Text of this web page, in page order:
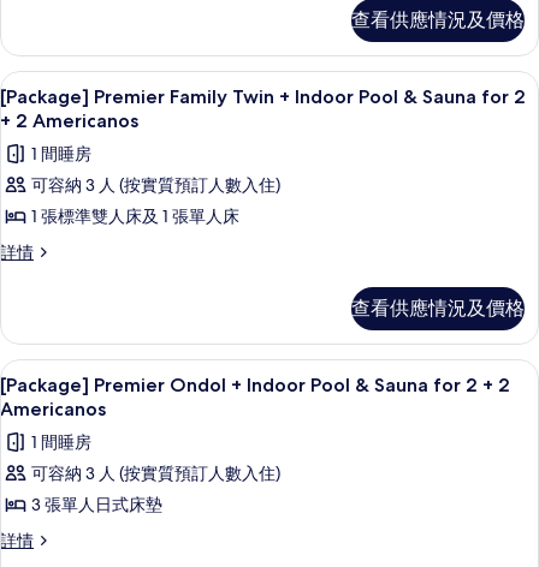
片
Pool
&
Sauna
for
2
+
2
Americanos
片
Indoor
Pool
&
Sauna
2
+
Americanos
詳
情
查看供應情況及價格
載
入
所
有
[Package]
Family
Indoor
Pool
&
Sauna
for
2
+
2
高級寢具、房內夾萬、遮光窗簾/窗簾
3
[Package] Premier Family Twin + Indoor Pool & Sauna for 2
+ 2 Americanos
1 間睡房
可容納 3 人 (按實質預訂人數入住)
1 張標準雙人床及 1 張單人床
詳情
[Package]
+
Indoor
Pool
&
for
2
2
Americanos
詳
查看供應情況及價格
載
入
所
有
[Package]
Ondol
高級寢具、房內夾萬、遮光窗簾/窗簾
4
[Package] Premier Ondol + Indoor Pool & Sauna for 2 + 2
Americanos
1 間睡房
可容納 3 人 (按實質預訂人數入住)
3 張單人日式床墊
詳情
[Package]